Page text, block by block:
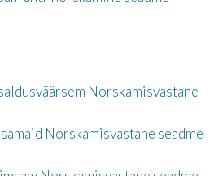
Norskamisvastane
Norskamisvastane seadme